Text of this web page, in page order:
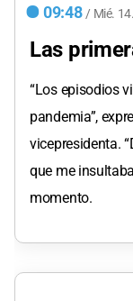
09:48 / Mié.
Las
“Los episodios
pandemia”,
vicepresidenta.
que me
momento.